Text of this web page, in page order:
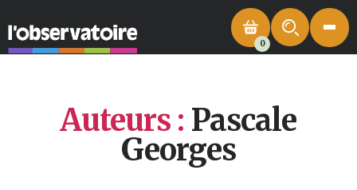
0
Auteurs : Pascale
Georges